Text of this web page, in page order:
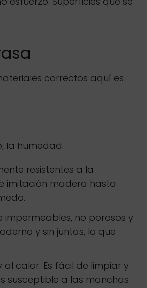
correctos aquí es
la humedad.
resistentes a la
imitación madera hasta
no porosos y
y sin juntas, lo que
calor. Es fácil de limpiar y
susceptible a las manchas